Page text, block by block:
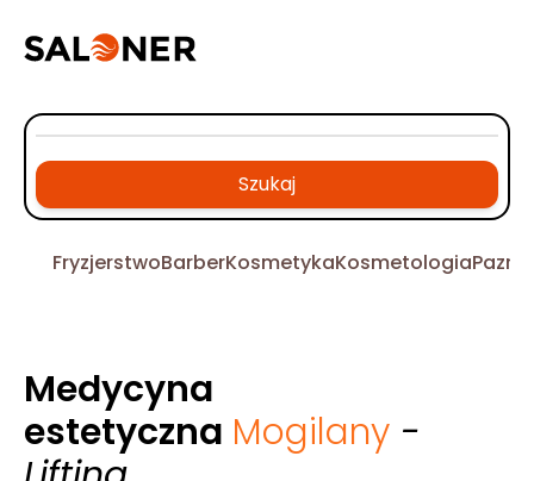
Szukaj
FryzjerstwoBarberKosmetykaKosmetologia
Medycyna
estetyczna Mogilany -